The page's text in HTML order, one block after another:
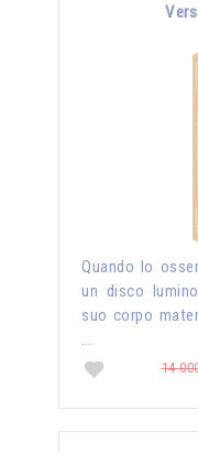
Quando lo
un disco
suo corpo
…